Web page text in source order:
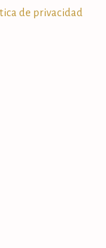
de privacidad